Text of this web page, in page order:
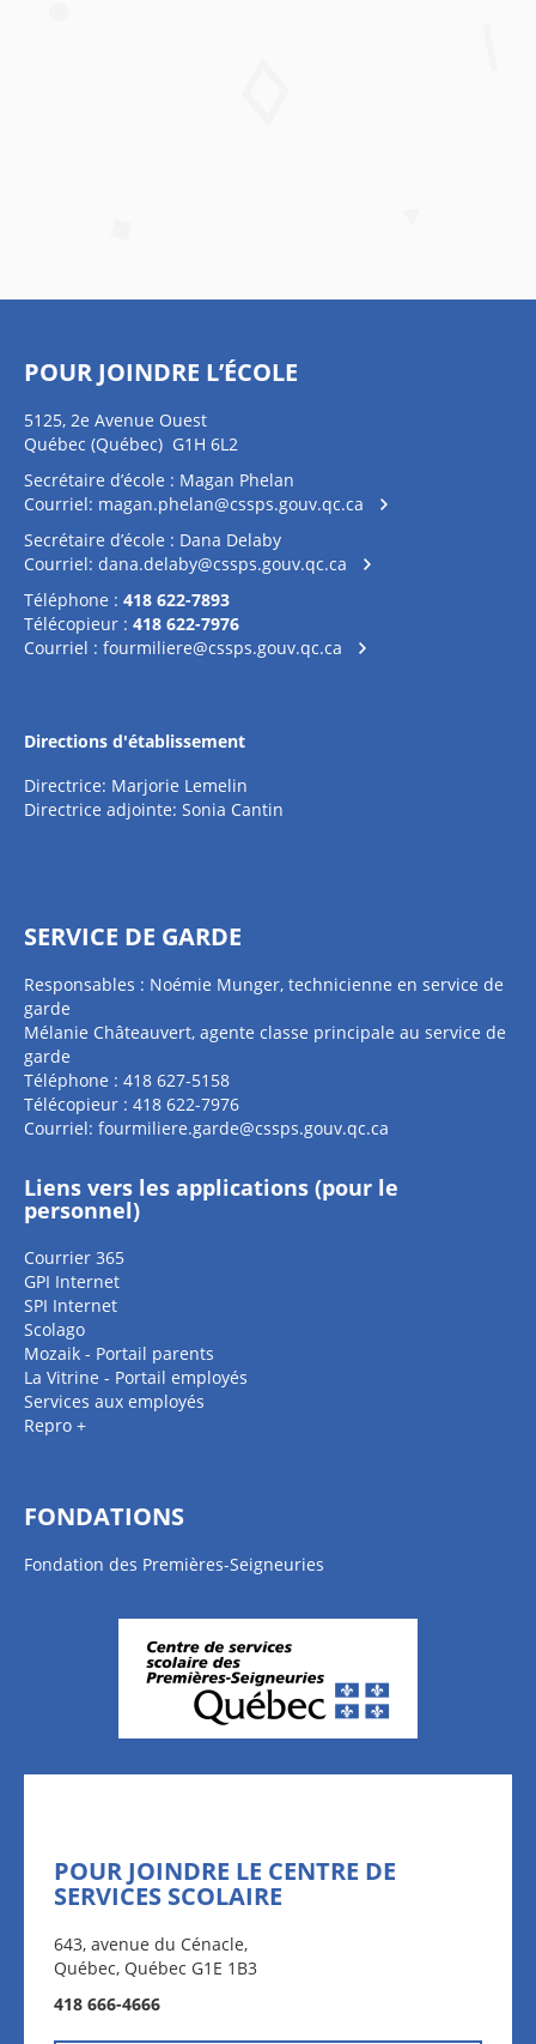
POUR JOINDRE L’ÉCOLE
5125, 2e Avenue Ouest
Québec (Québec) G1H 6L2
Secrétaire d’école : Magan Phelan
Courriel: magan.phelan@cssps.gouv.qc.ca
Secrétaire d’école : Dana Delaby
Courriel: dana.delaby@cssps.gouv.qc.ca
Téléphone : 418 622-7893
Télécopieur : 418 622-7976
Courriel : fourmiliere@cssps.gouv.qc.ca
Directions d'établissement
Directrice: Marjorie Lemelin
Directrice adjointe: Sonia Cantin
SERVICE DE GARDE
Responsables : Noémie Munger, technicienne en service de
garde
Mélanie Châteauvert, agente classe principale au service de
garde
Téléphone : 418 627-5158
Télécopieur : 418 622-7976
Courriel: fourmiliere.garde@cssps.gouv.qc.ca
Liens vers les applications (pour le
personnel)
Courrier 365
GPI Internet
SPI Internet
Scolago
Mozaik - Portail parents
La Vitrine - Portail employés
Services aux employés
Repro +
FONDATIONS
Fondation des Premières-Seigneuries
POUR JOINDRE LE CENTRE DE
SERVICES SCOLAIRE
643, avenue du Cénacle,
Québec, Québec G1E 1B3
418 666-4666